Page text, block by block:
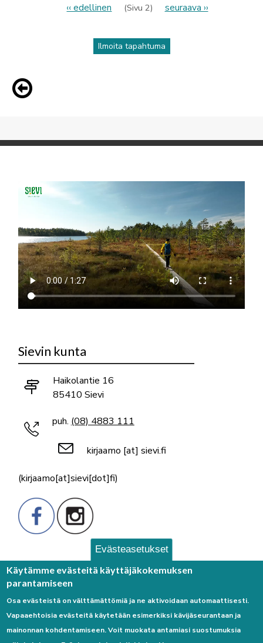
Edellinen
‹‹ edellinen (Sivu 2)
Seuraava
seuraava ››
Ilmoita tapahtuma
Sievin kunta
Haikolantie 16
85410 Sievi
puh. (08) 4883 111
kirjaamo [at] sievi.fi
(kirjaamo[at]sievi[dot]fi)
Palaute
Evästeasetukset
Käytämme evästeitä käyttäjäkokemuksen
parantamiseen
Osa evästeistä on välttämättömiä ja ne aktivoidaan automaattisesti.
Vapaaehtoisia evästeitä käytetään esimerkiksi kävijäseurantaan ja
mainonnan kohdentamiseen. Voit muokata antamiasi suostumuksia